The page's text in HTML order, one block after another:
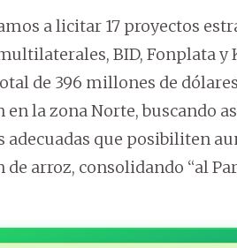
a licitar 17 proyectos
BID, Fonplata
de 396 millones de
en la zona Norte, buscando
adecuadas que posibiliten
de arroz, consolidando “al